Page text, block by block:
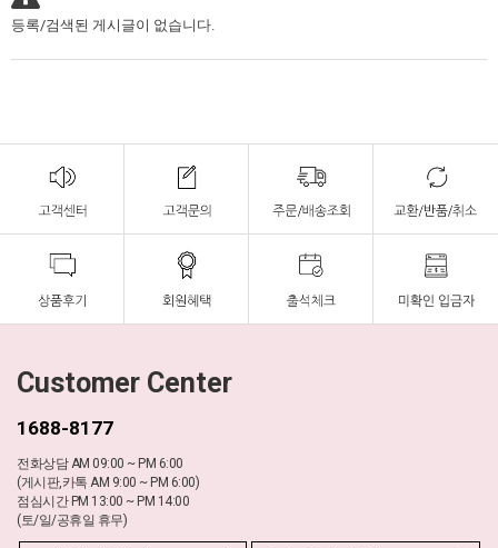
등록/검색된 게시글이 없습니다.
Customer Center
1688-8177
전화상담 AM 09:00 ~ PM 6:00
(게시판,카톡 AM 9:00 ~ PM 6:00)
점심시간 PM 13:00 ~ PM 14:00
(토/일/공휴일 휴무)